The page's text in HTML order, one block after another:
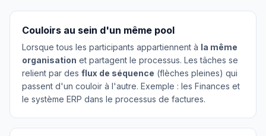
Couloirs au sein d'un même pool
Lorsque tous les participants appartiennent à la même
organisation et partagent le processus. Les tâches se
relient par des flux de séquence (flèches pleines) qui
passent d'un couloir à l'autre. Exemple : les Finances et
le système ERP dans le processus de factures.